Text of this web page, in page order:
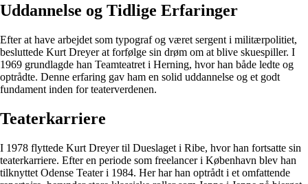
Uddannelse og Tidlige Erfaringer
Efter at have arbejdet som typograf og været sergent i militærpolitiet,
besluttede Kurt Dreyer at forfølge sin drøm om at blive skuespiller. I
1969 grundlagde han Teamteatret i Herning, hvor han både ledte og
optrådte. Denne erfaring gav ham en solid uddannelse og et godt
fundament inden for teaterverdenen.
Teaterkarriere
I 1978 flyttede Kurt Dreyer til Dueslaget i Ribe, hvor han fortsatte sin
teaterkarriere. Efter en periode som freelancer i København blev han
tilknyttet Odense Teater i 1984. Her har han optrådt i et omfattende